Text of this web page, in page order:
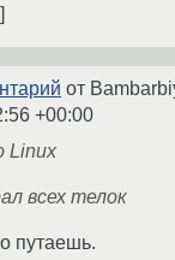
от
+00:00
Linux
всех телок
путаешь.